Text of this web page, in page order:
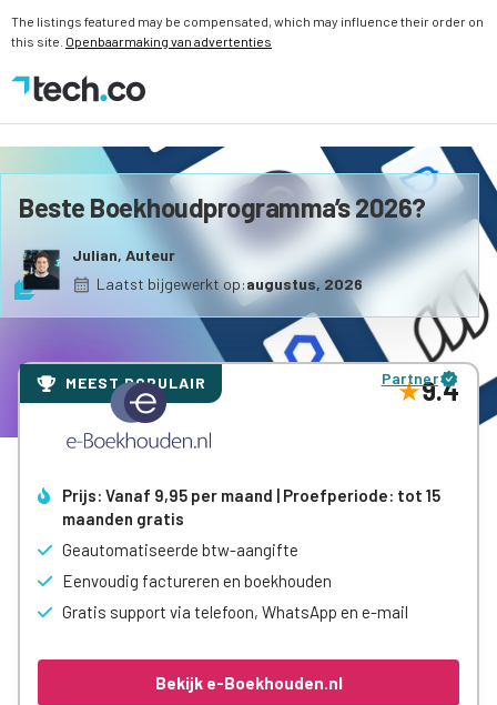
The listings featured may be compensated, which may influence their order on
this site. Openbaarmaking van advertenties
Beste Boekhoudprogramma’s 2026?
Julian, Auteur
Laatst bijgewerkt op:augustus, 2026
MEEST POPULAIR Partner9.4
Prijs: Vanaf 9,95 per maand | Proefperiode: tot 15
maanden gratis
Geautomatiseerde btw-aangifte
Eenvoudig factureren en boekhouden
Gratis support via telefoon, WhatsApp en e-mail
Bekijk e-Boekhouden.nl